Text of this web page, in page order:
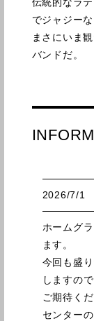
でジャジーな
まさにいま
バンドだ。
2026/7/1
ホームグ
ます。
今回も盛
しますので
ご期待くだ
センター